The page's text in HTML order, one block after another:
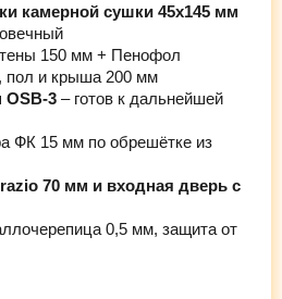
камерной сушки 45х145 мм
150 мм + Пенофол
пол и крыша 200 мм
OSB-3 – готов к дальнейшей
ФК 15 мм по обрешётке из
70 мм и входная дверь с
0,5 мм, защита от